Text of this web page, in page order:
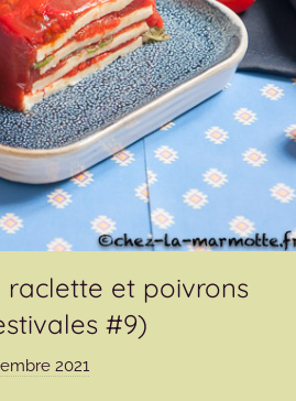
raclette et poivrons
#9)
2021p